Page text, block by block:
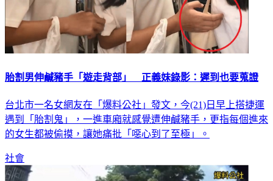
胎割男伸鹹豬手「遊走背部」 正義妹錄影：遲到也要蒐證
台北市一名女網友在「爆料公社」發文，今(21)日早上搭捷運
遇到「胎割鬼」，一進車廂就感覺遭伸鹹豬手，更指每個進來
的女生都被偷摸，讓她痛批「噁心到了至極」。
社會